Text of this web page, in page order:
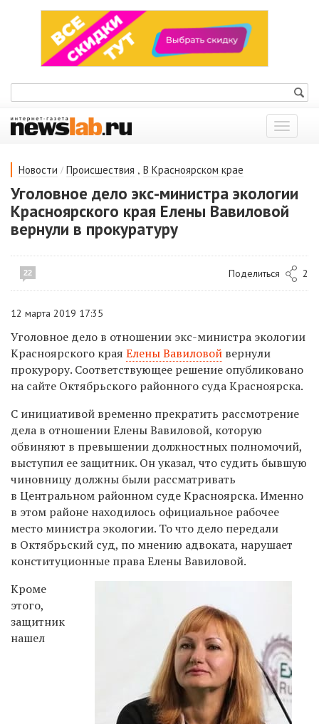
Показать
меню
Новости / Происшествия , В Красноярском крае
Уголовное дело экс-министра экологии
Красноярского края Елены Вавиловой
вернули в прокуратуру
22 Поделиться 2
12 марта 2019 17:35
Уголовное дело в отношении экс-министра экологии
Красноярского края Елены Вавиловой вернули
прокурору. Соответствующее решение опубликовано
на сайте Октябрьского районного суда Красноярска.
С инициативой временно прекратить рассмотрение
дела в отношении Елены Вавиловой, которую
обвиняют в превышении должностных полномочий,
выступил ее защитник. Он указал, что судить бывшую
чиновницу должны были рассматривать
в Центральном районном суде Красноярска. Именно
в этом районе находилось официальное рабочее
место министра экологии. То что дело передали
в Октябрьский суд, по мнению адвоката, нарушает
конституционные права Елены Вавиловой.
Кроме
этого,
защитник
нашел